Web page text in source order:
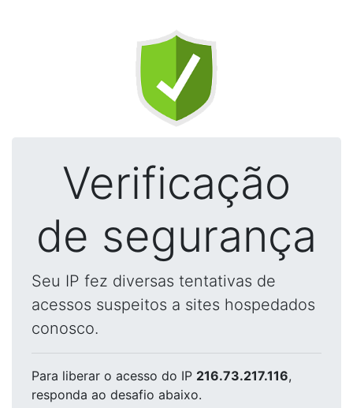
Verificação
de segurança
Seu IP fez diversas tentativas de
acessos suspeitos a sites hospedados
conosco.
Para liberar o acesso do IP 216.73.217.116,
responda ao desafio abaixo.